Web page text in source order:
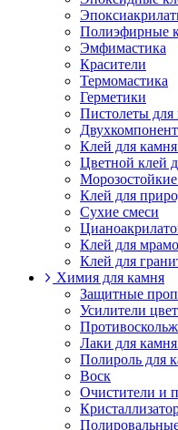
Полиэфирные
Эмфимастика
Красители
Термомастика
Герметики
Пистолеты для
Клей для
Цветной клей
Клей для
Сухие смеси
Клей для
Клей для
Химия для камня
Защитные
Усилители
Лаки для
Полироль для
Воск
Очистители и